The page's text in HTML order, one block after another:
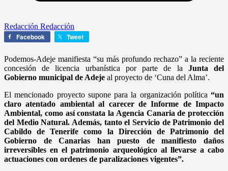
Redacción Redacción
Facebook Tweet
Podemos-Adeje manifiesta “su más profundo rechazo” a la reciente
concesión de licencia urbanística por parte de la Junta del
Gobierno municipal de Adeje al proyecto de ‘Cuna del Alma’.
El mencionado proyecto supone para la organización política “un
claro atentado ambiental al carecer de Informe de Impacto
Ambiental, como así constata la Agencia Canaria de protección
del Medio Natural. Además, tanto el Servicio de Patrimonio del
Cabildo de Tenerife como la Dirección de Patrimonio del
Gobierno de Canarias han puesto de manifiesto daños
irreversibles en el patrimonio arqueológico al llevarse a cabo
actuaciones con ordenes de paralizaciones vigentes”.